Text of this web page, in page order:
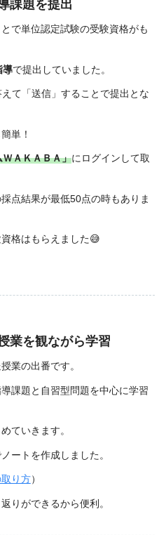
課題を提出
で単位認定試験の受験資格がも
導で提出していました。
て「送信」することで提出とな
単！
ＷＡＫＡＢＡ」にログインして取
点結果が最低50点の時もありま
格はもらえました😅
業を観ながら学習
業の出番です。
課題と自習型問題を中心に学習
ていきます。
ートを作成しました。
り方）
りができるから便利。